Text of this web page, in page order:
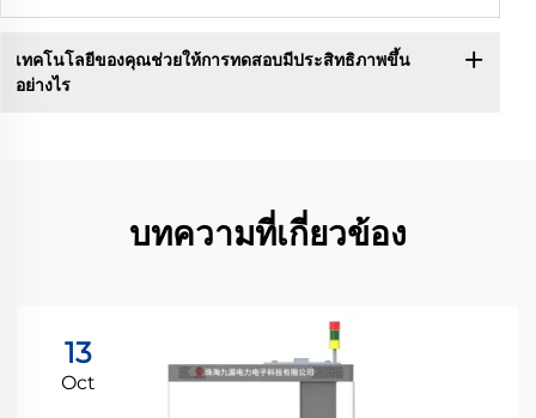
เทคโนโลยีของคุณช่วยให้การทดสอบมีประสิทธิภาพขึ้น
อย่างไร
บทความที่เกี่ยวข้อง
13
Oct